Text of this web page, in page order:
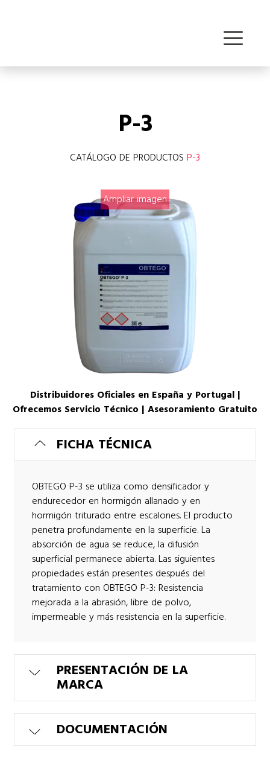
P-3
CATÁLOGO DE PRODUCTOS P-3
Ampliar imagen
Distribuidores Oficiales en España y Portugal |
Ofrecemos Servicio Técnico | Asesoramiento Gratuito
FICHA TÉCNICA
OBTEGO P-3 se utiliza como densificador y
endurecedor en hormigón allanado y en
hormigón triturado entre escalones. El producto
penetra profundamente en la superficie. La
absorción de agua se reduce, la difusión
superficial permanece abierta. Las siguientes
propiedades están presentes después del
tratamiento con OBTEGO P-3: Resistencia
mejorada a la abrasión, libre de polvo,
impermeable y más resistencia en la superficie.
PRESENTACIÓN DE LA
MARCA
DOCUMENTACIÓN